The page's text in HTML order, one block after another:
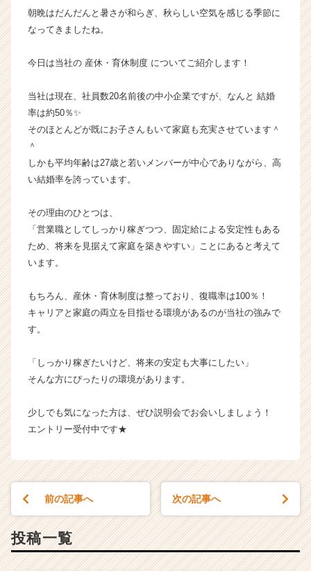
ー
ン
タ
ラ
ン】
|
ャ
ー・
企
業
カ
ウ
が
届
サ
ト
朝晩はだんだんと暑さが和らぎ、秋らしい空気を感じる季節に
なってきましたね。
今日は当社の 産休・育休制度 についてご紹介します！
当社は現在、社員数20名前後の中小企業ですが、なんと 結婚
率は約50％✨
そのほとんどが既にお子さんもいて家庭も充実させています＾
＾
しかも平均年齢は27歳と若いメンバーが中心でありながら、高
い結婚率を誇っています。
その理由のひとつは、
「営業職としてしっかり稼ぎつつ、固定給による安定性もある
ため、将来を見据えて家庭を築きやすい」ことにあると考えて
います。
もちろん、産休・育休制度は整っており、復職率は100％！
キャリアと家庭の両立を目指せる環境があるのが当社の強みで
す。
「しっかり稼ぎたいけど、将来の安定も大事にしたい」
そんな方にぴったりの環境があります。
少しでも気になった方は、ぜひ説明会でお会いしましょう！
エントリー受付中です★
前の記事へ 次の記事へ
投稿一覧